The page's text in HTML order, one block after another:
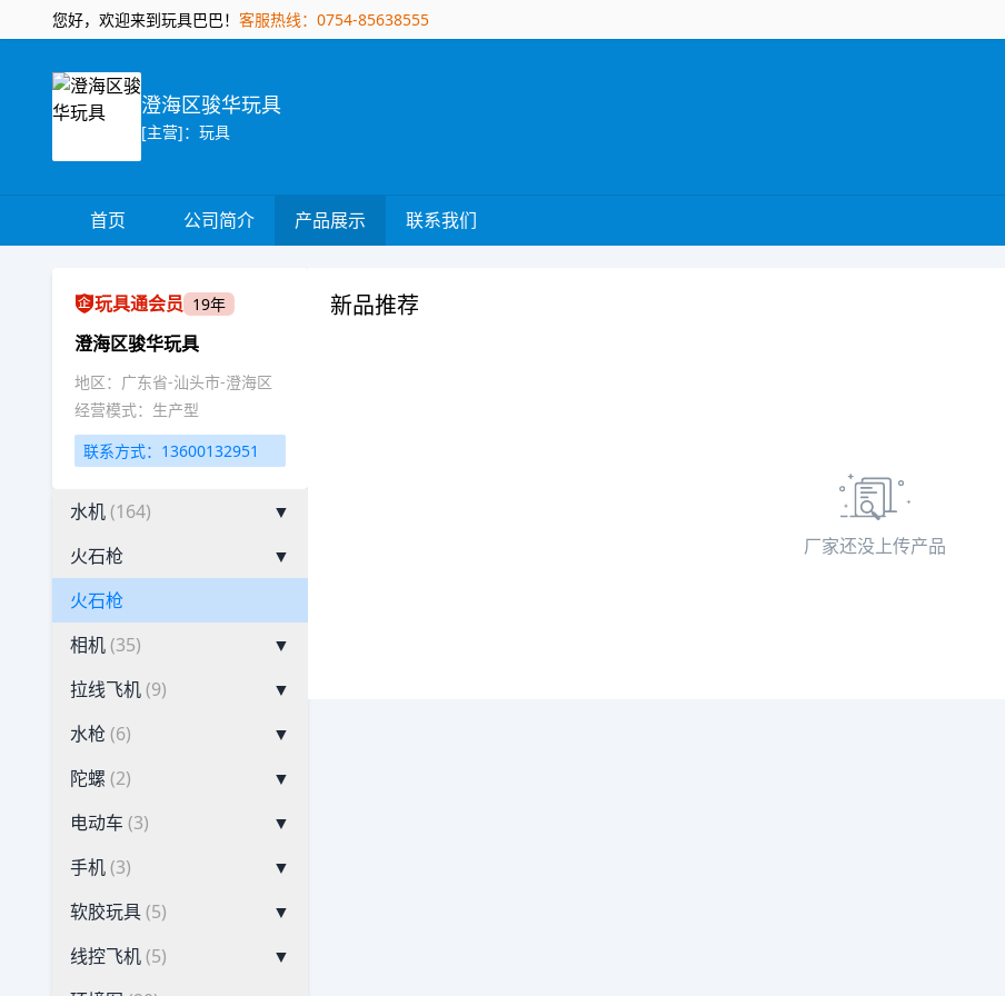
您好，欢迎来到玩具巴巴！ 客服热线：0754-85638555
澄海区骏华玩具
[主营]：玩具
首页 公司简介 产品展示 联系我们
玩具通会员 19年
澄海区骏华玩具
地区：广东省-汕头市-澄海区
经营模式：生产型
联系方式：13600132951
水机(164)
▼
火石枪
▼
火石枪
相机(35)
▼
拉线飞机(9)
▼
水枪 (6)
▼
陀螺 (2)
▼
电动车 (3)
▼
手机(3)
▼
软胶玩具(5)
▼
线控飞机(5)
▼
新品推荐
厂家还没上传产品